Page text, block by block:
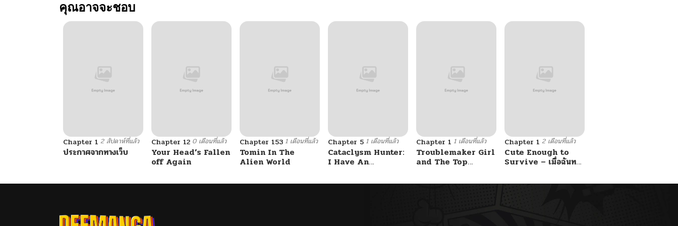
คุณอาจจะชอบ
Chapter 1 2 สัปดาห์ที่แล้ว
ประกาศจากทางเว็บ
Chapter 12 0 เดือนที่แล้ว
Your Head’s Fallen
off Again
Chapter 153 1 เดือนที่แล้ว
Tomin In The
Alien World
Chapter 5 1 เดือนที่แล้ว
Cataclysm Hunter:
I Have An
System
Chapter 1 1 เดือนที่แล้ว
Troublemaker Girl
and The Top
ของสาวแสบกับหนุ่ม
Chapter 1 2 เดือนที่แล้ว
Cute Enough to
Survive – เมื่อฉันทะ
ไร้ค่า ขอเอาตัวรอดด้วย